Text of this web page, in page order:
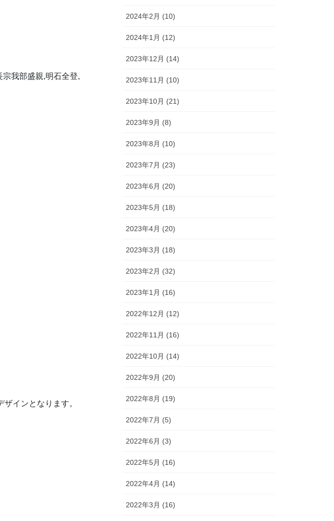
宗我部盛親,明石全登,
インとなります。
2024年2月 (10)
2024年1月 (12)
2023年12月 (14)
2023年11月 (10)
2023年10月 (21)
2023年9月 (8)
2023年8月 (10)
2023年7月 (23)
2023年6月 (20)
2023年5月 (18)
2023年4月 (20)
2023年3月 (18)
2023年2月 (32)
2023年1月 (16)
2022年12月 (12)
2022年11月 (16)
2022年10月 (14)
2022年9月 (20)
2022年8月 (19)
2022年7月 (5)
2022年6月 (3)
2022年5月 (16)
2022年4月 (14)
2022年3月 (16)